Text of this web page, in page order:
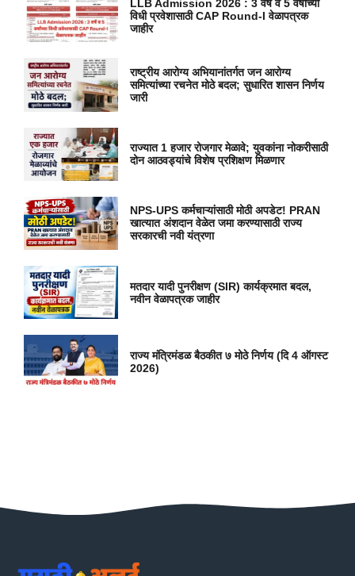
LLB Admission 2026 : 3 वर्षे व 5 वर्षांच्या
विधी प्रवेशासाठी CAP Round-I वेळापत्रक
जाहीर
राष्ट्रीय आरोग्य अभियानांतर्गत जन आरोग्य
समित्यांच्या रचनेत मोठे बदल; सुधारित शासन निर्णय
जारी
राज्यात 1 हजार रोजगार मेळावे; युवकांना नोकरीसाठी
दोन आठवड्यांचे विशेष प्रशिक्षण मिळणार
NPS-UPS कर्मचाऱ्यांसाठी मोठी अपडेट! PRAN
खात्यात अंशदान वेळेत जमा करण्यासाठी राज्य
सरकारची नवी यंत्रणा
मतदार यादी पुनरीक्षण (SIR) कार्यक्रमात बदल,
नवीन वेळापत्रक जाहीर
राज्य मंत्रिमंडळ बैठकीत ७ मोठे निर्णय (दि 4 ऑगस्ट
2026)